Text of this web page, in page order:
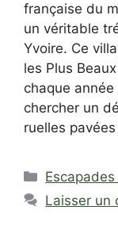
française du
un véritable
Yvoire. Ce
les Plus
chaque
chercher un
ruelles
Catégories
Laisser un